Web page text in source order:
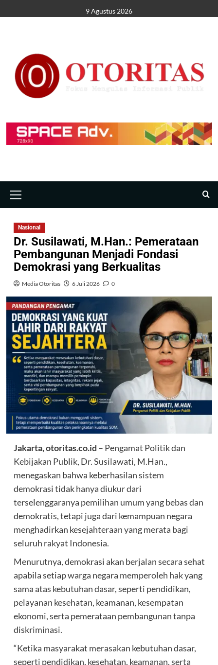
9 Agustus 2026
Nasional
Dr. Susilawati, M.Han.: Pemerataan
Pembangunan Menjadi Fondasi
Demokrasi yang Berkualitas
Media Otoritas 6 Juli 2026 0
Jakarta, otoritas.co.id – Pengamat Politik dan
Kebijakan Publik, Dr. Susilawati, M.Han.,
menegaskan bahwa keberhasilan sistem
demokrasi tidak hanya diukur dari
terselenggaranya pemilihan umum yang bebas dan
demokratis, tetapi juga dari kemampuan negara
menghadirkan kesejahteraan yang merata bagi
seluruh rakyat Indonesia.
Menurutnya, demokrasi akan berjalan secara sehat
apabila setiap warga negara memperoleh hak yang
sama atas kebutuhan dasar, seperti pendidikan,
pelayanan kesehatan, keamanan, kesempatan
ekonomi, serta pemerataan pembangunan tanpa
diskriminasi.
“Ketika masyarakat merasakan kebutuhan dasar,
seperti pendidikan, kesehatan, keamanan, serta